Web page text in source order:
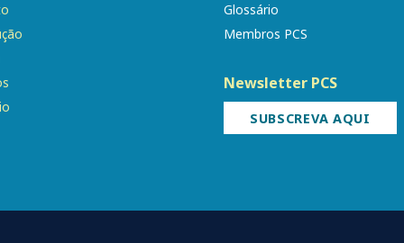
Glossário
Membros PCS
Newsletter PCS
SUBSCREVA AQUI